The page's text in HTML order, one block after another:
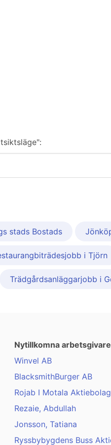
stads Bostads
i Tjörn
Trädgårdsanläggarjobb i
Nytillkomna arbetsgivare
Winvel AB
BlacksmithBurger AB
Rojab I Motala Aktiebolag
Rezaie, Abdullah
Jonsson, Tatiana
Ryssbybygdens Buss